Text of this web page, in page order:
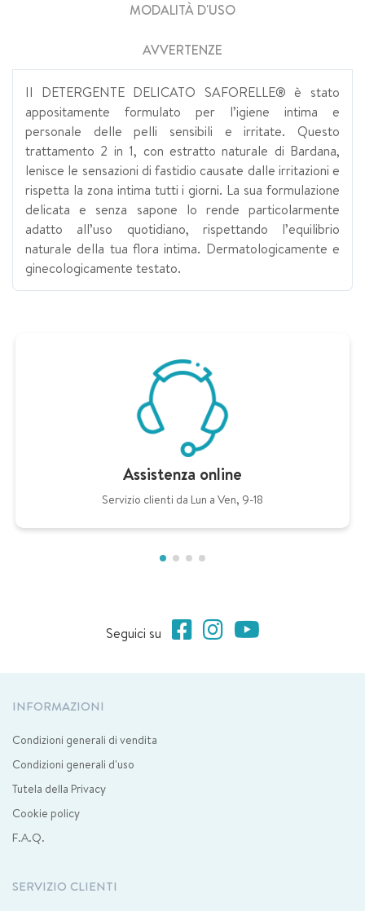
MODALITÀ D'USO
AVVERTENZE
Il DETERGENTE DELICATO SAFORELLE® è stato
appositamente formulato per l’igiene intima e
personale delle pelli sensibili e irritate. Questo
trattamento 2 in 1, con estratto naturale di Bardana,
lenisce le sensazioni di fastidio causate dalle irritazioni e
rispetta la zona intima tutti i giorni. La sua formulazione
delicata e senza sapone lo rende particolarmente
adatto all’uso quotidiano, rispettando l’equilibrio
naturale della tua flora intima. Dermatologicamente e
ginecologicamente testato.
Assistenza online
Servizio clienti da Lun a Ven, 9-18
Seguici su
INFORMAZIONI
Condizioni generali di vendita
Condizioni generali d'uso
Tutela della Privacy
Cookie policy
F.A.Q.
SERVIZIO CLIENTI